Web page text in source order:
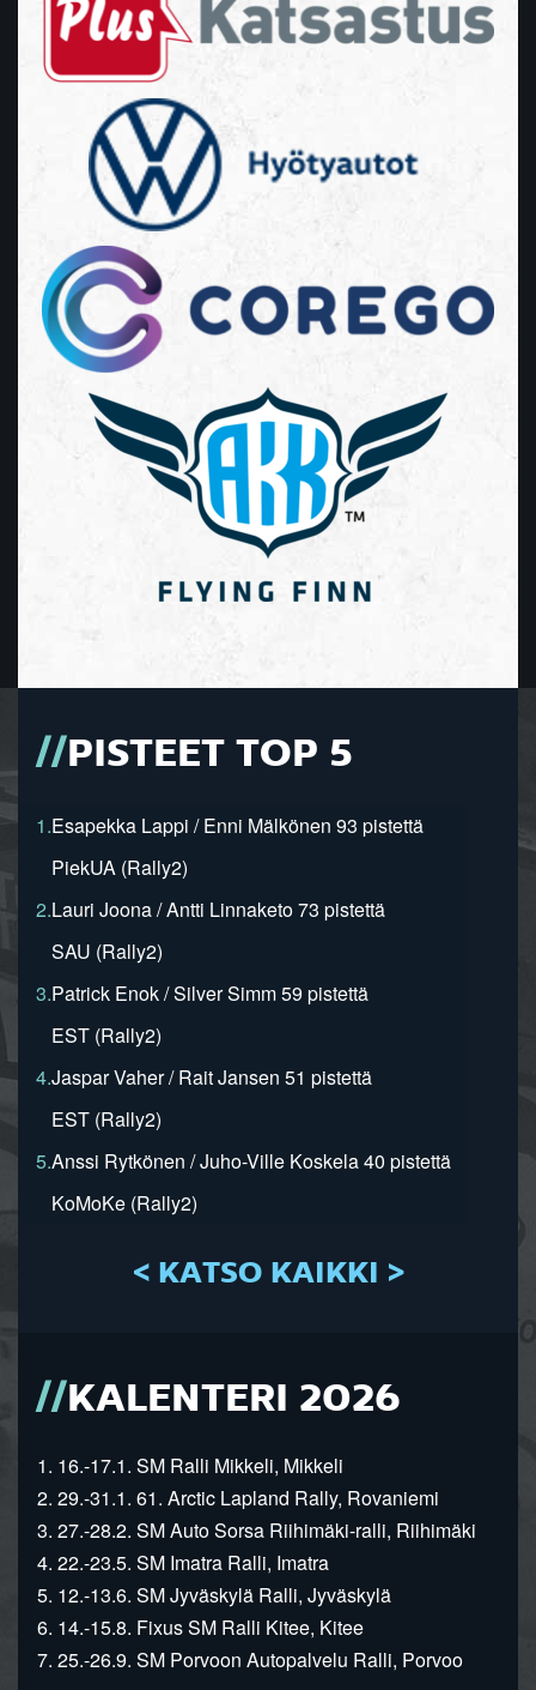
PISTEET TOP 5
1.Esapekka Lappi / Enni Mälkönen 93 pistettä
PiekUA (Rally2)
2.Lauri Joona / Antti Linnaketo 73 pistettä
SAU (Rally2)
3.Patrick Enok / Silver Simm 59 pistettä
EST (Rally2)
4.Jaspar Vaher / Rait Jansen 51 pistettä
EST (Rally2)
5.Anssi Rytkönen / Juho-Ville Koskela 40 pistettä
KoMoKe (Rally2)
< KATSO KAIKKI >
KALENTERI 2026
1. 16.-17.1. SM Ralli Mikkeli, Mikkeli
2. 29.-31.1. 61. Arctic Lapland Rally, Rovaniemi
3. 27.-28.2. SM Auto Sorsa Riihimäki-ralli, Riihimäki
4. 22.-23.5. SM Imatra Ralli, Imatra
5. 12.-13.6. SM Jyväskylä Ralli, Jyväskylä
6. 14.-15.8. Fixus SM Ralli Kitee, Kitee
7. 25.-26.9. SM Porvoon Autopalvelu Ralli, Porvoo